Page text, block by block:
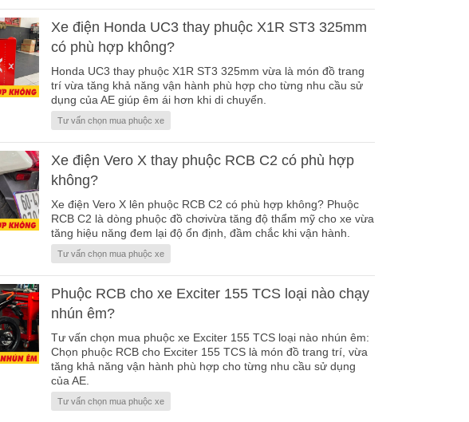
Xe điện Honda UC3 thay phuộc X1R ST3 325mm
có phù hợp không?
Honda UC3 thay phuộc X1R ST3 325mm vừa là món đồ trang
trí vừa tăng khả năng vận hành phù hợp cho từng nhu cầu sử
dụng của AE giúp êm ái hơn khi di chuyển.
Tư vấn chọn mua phuộc xe
Xe điện Vero X thay phuộc RCB C2 có phù hợp
không?
Xe điện Vero X lên phuộc RCB C2 có phù hợp không? Phuộc
RCB C2 là dòng phuộc đồ chơivừa tăng độ thẩm mỹ cho xe vừa
tăng hiệu năng đem lại độ ổn định, đầm chắc khi vận hành.
Tư vấn chọn mua phuộc xe
Phuộc RCB cho xe Exciter 155 TCS loại nào chạy
nhún êm?
Tư vấn chọn mua phuộc xe Exciter 155 TCS loại nào nhún êm:
Chọn phuộc RCB cho Exciter 155 TCS là món đồ trang trí, vừa
tăng khả năng vận hành phù hợp cho từng nhu cầu sử dụng
của AE.
Tư vấn chọn mua phuộc xe